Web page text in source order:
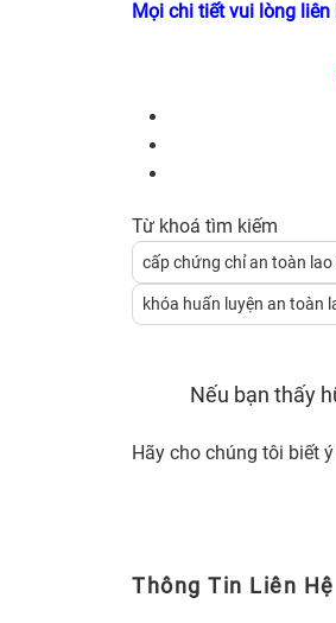
Mọi chi tiết vui lòng liên
Từ khoá tìm kiếm
cấp chứng chỉ an toàn
khóa huấn luyện an toàn
Nếu bạn thấy
Hãy cho chúng tôi biết
Thông Tin Liên Hệ